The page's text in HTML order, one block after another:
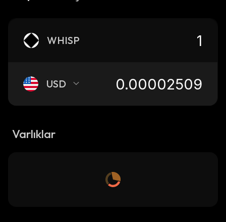
WHISP
USD
Varlıklar